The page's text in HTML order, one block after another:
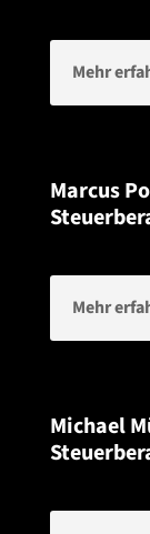
e
Mehr
Marcus
Mehr
Michael